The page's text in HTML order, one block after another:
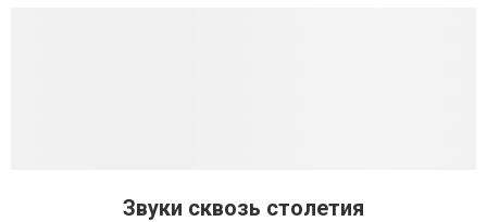
Звуки сквозь столетия